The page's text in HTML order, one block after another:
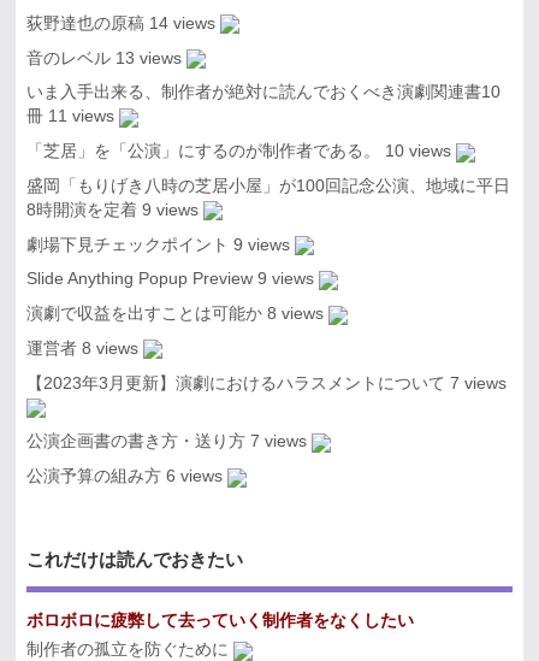
荻野達也の原稿 14 views
音のレベル 13 views
いま入手出来る、制作者が絶対に読んでおくべき演劇関連書10
冊 11 views
「芝居」を「公演」にするのが制作者である。
10 views
盛岡「もりげき八時の芝居小屋」が100回記念公演、地域に平日
8時開演を定着 9 views
劇場下見チェックポイント 9 views
Slide Anything Popup Preview 9 views
演劇で収益を出すことは可能か 8 views
運営者 8 views
【2023年3月更新】演劇におけるハラスメントについて 7 views
公演企画書の書き方・送り方 7 views
公演予算の組み方 6 views
これだけは読んでおきたい
ボロボロに疲弊して去っていく制作者をなくしたい
制作者の孤立を防ぐために